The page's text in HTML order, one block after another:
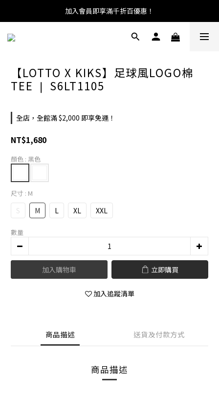
加入會員即享滿千折百優惠！
【LOTTO X KIKS】足球風LOGO棉
TEE ❘ S6LT1105
全店，全館滿 $2,000 即享免運！
NT$1,680
顏色 : 黑色
尺寸 : M
S M L XL XXL
數量
加入購物車 立即購買
加入追蹤清單
商品描述 送貨及付款方式
商品描述